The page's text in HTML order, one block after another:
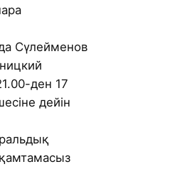
Сүлейменов
ден 17
дейін